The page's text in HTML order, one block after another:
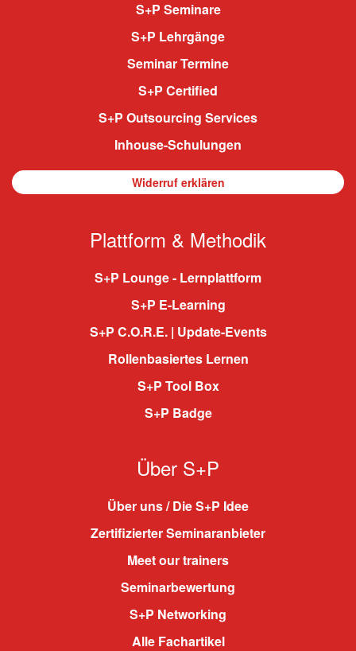
S+P Seminare
S+P Lehrgänge
Seminar Termine
S+P Certified
S+P Outsourcing Services
Inhouse-Schulungen
Widerruf erklären
Plattform & Methodik
S+P Lounge - Lernplattform
S+P E-Learning
S+P C.O.R.E. | Update-Events
Rollenbasiertes Lernen
S+P Tool Box
S+P Badge
Über S+P
Über uns / Die S+P Idee
Zertifizierter Seminaranbieter
Meet our trainers
Seminarbewertung
S+P Networking
Alle Fachartikel